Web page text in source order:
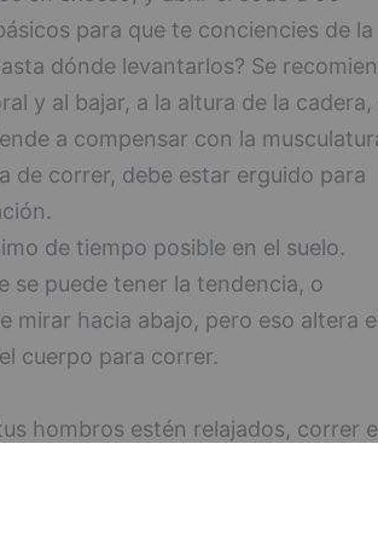
para que te conciencies de la
dónde levantarlos? Se
y al bajar, a la altura de la cadera,
a compensar con la
de correr, debe estar erguido para
de tiempo posible en el suelo.
se puede tener la tendencia, o
mirar hacia abajo, pero eso altera
cuerpo para correr.
hombros estén relajados, correr
separados del cuerpo, las manos